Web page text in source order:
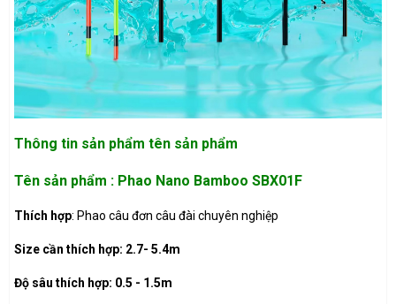
Thông tin sản phẩm tên sản phẩm
Tên sản phẩm : Phao Nano Bamboo SBX01F
Thích hợp: Phao câu đơn câu đài chuyên nghiệp
Size cần thích hợp: 2.7- 5.4m
Độ sâu thích hợp: 0.5 - 1.5m